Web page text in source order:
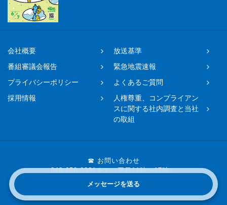
メッセージを送る
会社概要
放送基準
番組審議会報告
緊急地震速報
プライバシーポリシー
よくあるご質問
採用情報
人権尊重、コンプライアン
スに関する社内調査と当社
の取組
☎ お問い合わせ
048-650-0331まで（平日11時〜17時）
Copyright © 2019 FM NACK5 All rights reserved.